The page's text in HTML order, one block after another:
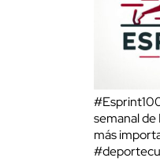
semanal de
más